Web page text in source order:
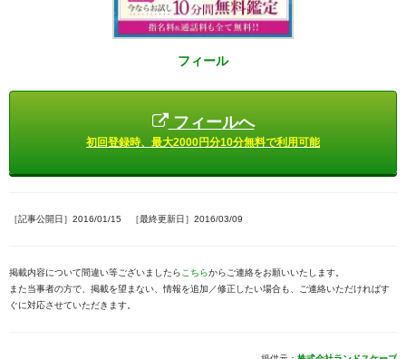
フィール
フィールへ
初回登録時、最大2000円分10分無料で利用可能
［記事公開日］2016/01/15 ［最終更新日］2016/03/09
掲載内容について間違い等ございましたら こちらからご連絡をお願いいたします。
また当事者の方で、掲載を望まない、情報を追加／修正したい場合も、ご連絡いただければす
ぐに対応させていただきます。